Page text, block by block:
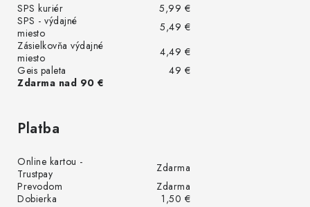
SPS kuriér
5,99 €
SPS - výdajné
miesto
5,49 €
Zásielkovňa výdajné
miesto
4,49 €
Geis paleta
49 €
Zdarma nad 90 €
Platba
Online kartou -
Trustpay
Zdarma
Prevodom
Zdarma
Dobierka
1,50 €